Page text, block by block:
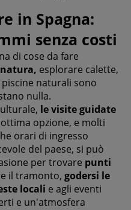
in Spagna:
senza costi
di cose da fare
esplorare calette,
naturali sono
nulla.
le visite guidate
opzione, e molti
orari di ingresso
del paese, si può
per trovare punti
il tramonto, godersi le
locali e agli eventi
e un'atmosfera